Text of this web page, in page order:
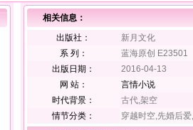
相关信息：
出版社：
新月文化
系 列：
蓝海原创 E23501
出版日期：
2016-04-13
网 站：
言情小说
时代背景：
古代,架空
情节分类：
穿越时空,先婚后